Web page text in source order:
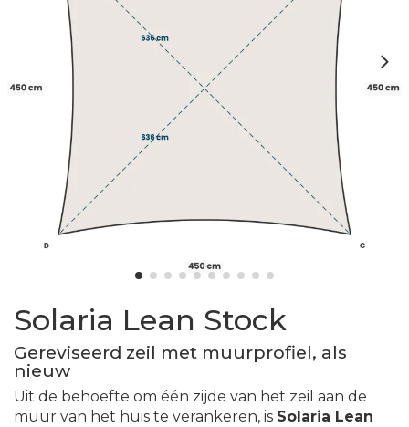
Solaria Lean Stock
Gereviseerd zeil met muurprofiel, als
nieuw
Uit de behoefte om één zijde van het zeil aan de
muur van het huis te verankeren, is Solaria Lean